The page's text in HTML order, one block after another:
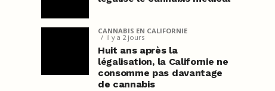
CANNABIS EN CALIFORNIE
il y a 2 jours
Huit ans après la
légalisation, la Californie ne
consomme pas davantage
de cannabis